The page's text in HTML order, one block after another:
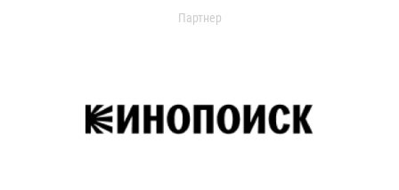
Партнер